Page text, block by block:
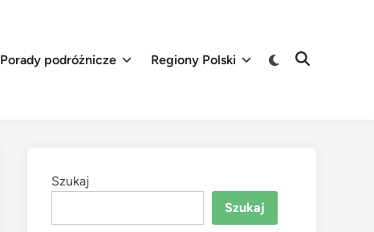
Porady podróżnicze Regiony Polski
Switch
Open
Szukaj
Szukaj